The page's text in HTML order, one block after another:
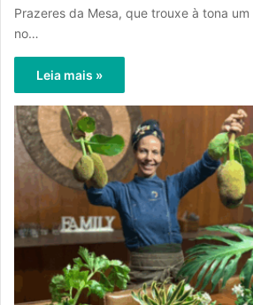
Prazeres da Mesa, que trouxe à tona
no…
Leia mais »